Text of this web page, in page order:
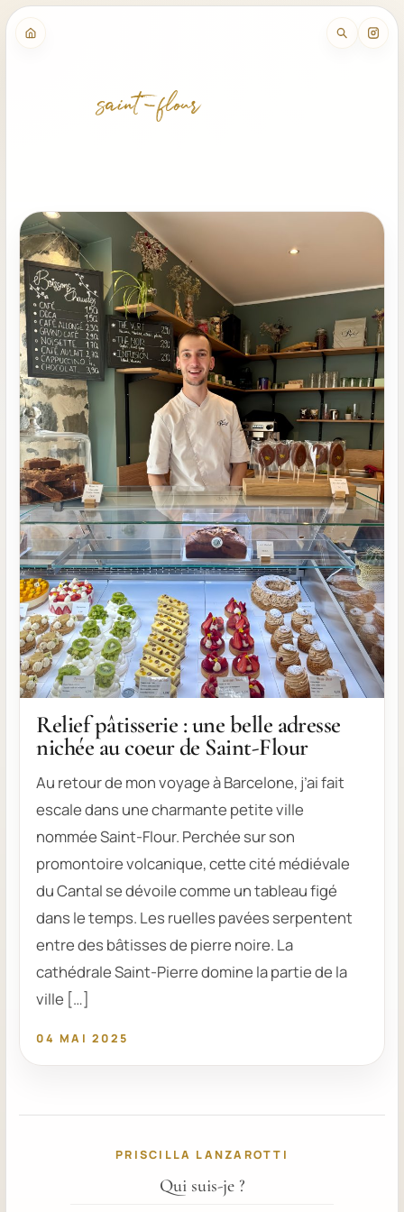
saint-flour
Relief pâtisserie : une belle adresse
nichée au coeur de Saint-Flour
Au retour de mon voyage à Barcelone, j’ai fait
escale dans une charmante petite ville
nommée Saint-Flour. Perchée sur son
promontoire volcanique, cette cité médiévale
du Cantal se dévoile comme un tableau figé
dans le temps. Les ruelles pavées serpentent
entre des bâtisses de pierre noire. La
cathédrale Saint-Pierre domine la partie de la
ville […]
04 MAI 2025
PRISCILLA LANZAROTTI
Qui suis-je ?